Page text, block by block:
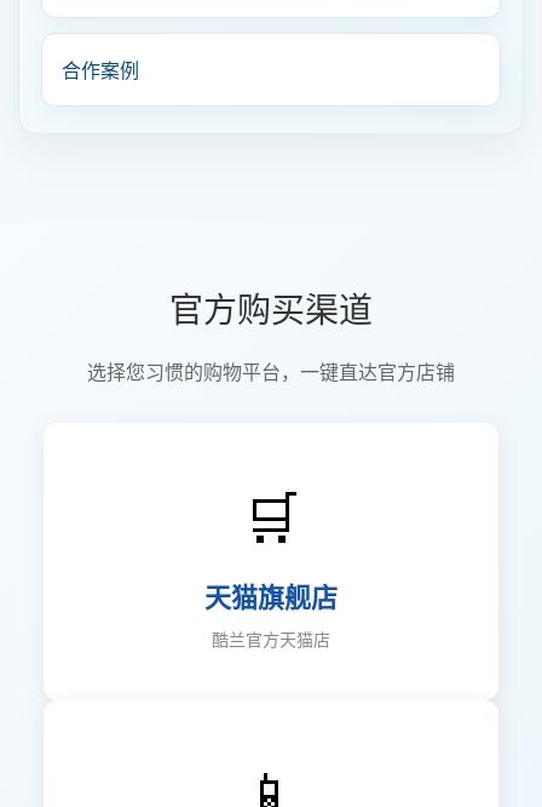
合作案例
官方购买渠道
选择您习惯的购物平台，一键直达官方店铺
🛒
天猫旗舰店
酷兰官方天猫店